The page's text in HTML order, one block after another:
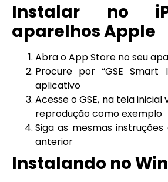
Instalar no
aparelhos Apple
Abra o App Store no seu
Procure por “GSE Smart
aplicativo
Acesse o GSE, na tela
reprodução como exemplo
Siga as mesmas
anterior
Instalando no